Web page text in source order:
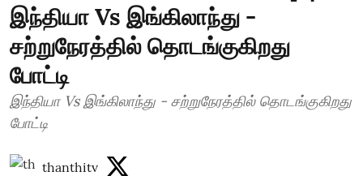
இந்தியா Vs இங்கிலாந்து -
சற்றுநேரத்தில் தொடங்குகிறது
போட்டி
இந்தியா Vs இங்கிலாந்து - சற்றுநேரத்தில் தொடங்குகிறது
போட்டி
thanthitv